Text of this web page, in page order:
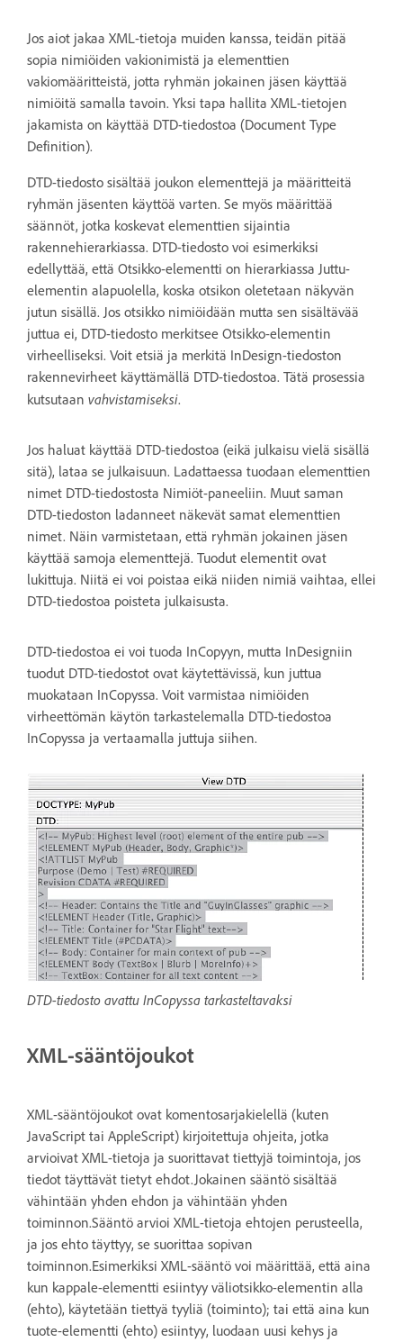
Jos aiot jakaa XML-tietoja muiden kanssa, teidän pitää
sopia nimiöiden vakionimistä ja elementtien
vakiomääritteistä, jotta ryhmän jokainen jäsen käyttää
nimiöitä samalla tavoin. Yksi tapa hallita XML-tietojen
jakamista on käyttää DTD-tiedostoa (Document Type
Definition).
DTD-tiedosto sisältää joukon elementtejä ja määritteitä
ryhmän jäsenten käyttöä varten. Se myös määrittää
säännöt, jotka koskevat elementtien sijaintia
rakennehierarkiassa. DTD-tiedosto voi esimerkiksi
edellyttää, että Otsikko-elementti on hierarkiassa Juttu-
elementin alapuolella, koska otsikon oletetaan näkyvän
jutun sisällä. Jos otsikko nimiöidään mutta sen sisältävää
juttua ei, DTD-tiedosto merkitsee Otsikko-elementin
virheelliseksi. Voit etsiä ja merkitä InDesign-tiedoston
rakennevirheet käyttämällä DTD-tiedostoa. Tätä prosessia
kutsutaan vahvistamiseksi.
Jos haluat käyttää DTD-tiedostoa (eikä julkaisu vielä sisällä
sitä), lataa se julkaisuun. Ladattaessa tuodaan elementtien
nimet DTD-tiedostosta Nimiöt-paneeliin. Muut saman
DTD-tiedoston ladanneet näkevät samat elementtien
nimet. Näin varmistetaan, että ryhmän jokainen jäsen
käyttää samoja elementtejä. Tuodut elementit ovat
lukittuja. Niitä ei voi poistaa eikä niiden nimiä vaihtaa, ellei
DTD-tiedostoa poisteta julkaisusta.
DTD-tiedostoa ei voi tuoda InCopyyn, mutta InDesigniin
tuodut DTD-tiedostot ovat käytettävissä, kun juttua
muokataan InCopyssa. Voit varmistaa nimiöiden
virheettömän käytön tarkastelemalla DTD-tiedostoa
InCopyssa ja vertaamalla juttuja siihen.
DTD-tiedosto avattu InCopyssa tarkasteltavaksi
XML-sääntöjoukot
XML-sääntöjoukot ovat komentosarjakielellä (kuten
JavaScript tai AppleScript) kirjoitettuja ohjeita, jotka
arvioivat XML-tietoja ja suorittavat tiettyjä toimintoja, jos
tiedot täyttävät tietyt ehdot.Jokainen sääntö sisältää
vähintään yhden ehdon ja vähintään yhden
toiminnon.Sääntö arvioi XML-tietoja ehtojen perusteella,
ja jos ehto täyttyy, se suorittaa sopivan
toiminnon.Esimerkiksi XML-sääntö voi määrittää, että aina
kun kappale-elementti esiintyy väliotsikko-elementin alla
(ehto), käytetään tiettyä tyyliä (toiminto); tai että aina kun
tuote-elementti (ehto) esiintyy, luodaan uusi kehys ja